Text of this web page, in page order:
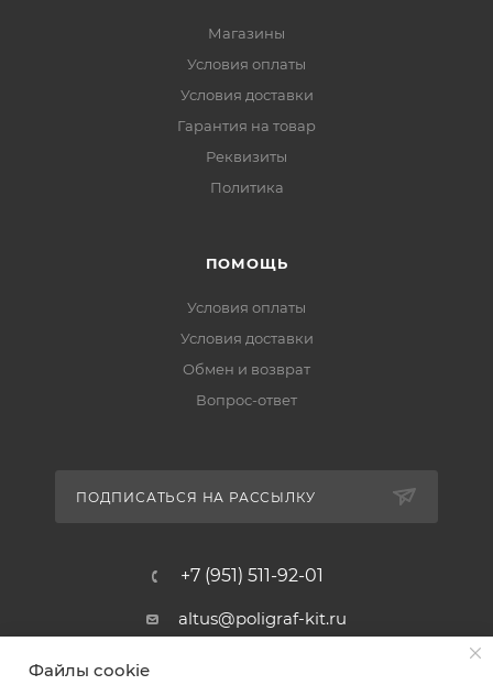
Магазины
Условия оплаты
Условия доставки
Гарантия на товар
Реквизиты
Политика
ПОМОЩЬ
Условия оплаты
Условия доставки
Обмен и возврат
Вопрос-ответ
ПОДПИСАТЬСЯ НА РАССЫЛКУ
+7 (951) 511-92-01
altus@poligraf-kit.ru
Магазин-склад ТЦ "Альтус"
Файлы cookie